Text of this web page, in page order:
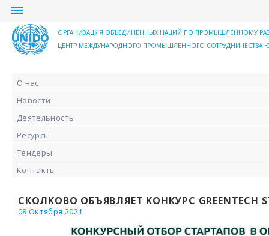
menu
ОРГАНИЗАЦИЯ ОБЪЕДИНЕННЫХ НАЦИЙ ПО ПРОМЫШЛЕННОМУ
ЦЕНТР МЕЖДУНАРОДНОГО ПРОМЫШЛЕННОГО СОТРУДНИЧЕСТВА
О нас
Новости
Деятельность
Ресурсы
Тендеры
Контакты
СКОЛКОВО ОБЪЯВЛЯЕТ КОНКУРС GREENTECH
08 Октября 2021